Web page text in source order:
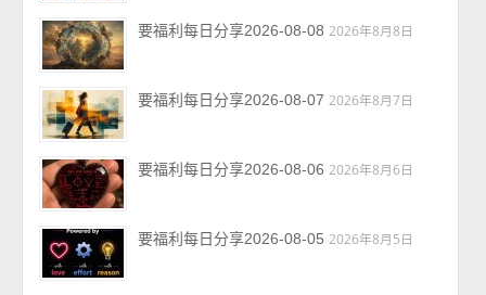
要福利每日分享2026-08-08 2026年8月8日
要福利每日分享2026-08-07 2026年8月7日
要福利每日分享2026-08-06 2026年8月6日
要福利每日分享2026-08-05 2026年8月5日